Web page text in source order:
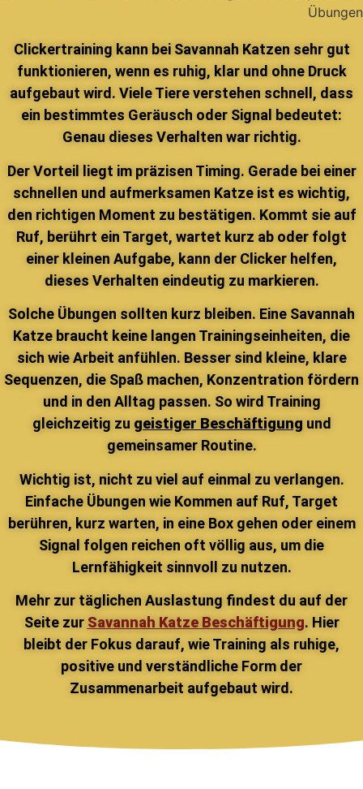
Clickertraining kann bei Savannah Katzen sehr gut
funktionieren, wenn es ruhig, klar und ohne Druck
aufgebaut wird. Viele Tiere verstehen schnell, dass
ein bestimmtes Geräusch oder Signal bedeutet:
Genau dieses Verhalten war richtig.
Der Vorteil liegt im präzisen Timing. Gerade bei einer
schnellen und aufmerksamen Katze ist es wichtig,
den richtigen Moment zu bestätigen. Kommt sie auf
Ruf, berührt ein Target, wartet kurz ab oder folgt
einer kleinen Aufgabe, kann der Clicker helfen,
dieses Verhalten eindeutig zu markieren.
Solche Übungen sollten kurz bleiben. Eine Savannah
Katze braucht keine langen Trainingseinheiten, die
sich wie Arbeit anfühlen. Besser sind kleine, klare
Sequenzen, die Spaß machen, Konzentration fördern
und in den Alltag passen. So wird Training
gleichzeitig zu geistiger Beschäftigung und
gemeinsamer Routine.
Wichtig ist, nicht zu viel auf einmal zu verlangen.
Einfache Übungen wie Kommen auf Ruf, Target
berühren, kurz warten, in eine Box gehen oder einem
Signal folgen reichen oft völlig aus, um die
Lernfähigkeit sinnvoll zu nutzen.
Mehr zur täglichen Auslastung findest du auf der
Seite zur Savannah Katze Beschäftigung. Hier
bleibt der Fokus darauf, wie Training als ruhige,
positive und verständliche Form der
Zusammenarbeit aufgebaut wird.